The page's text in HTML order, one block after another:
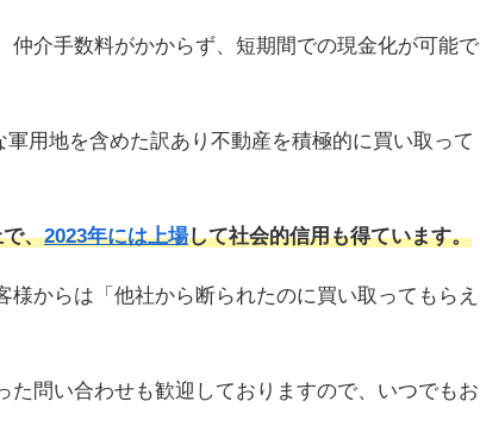
介手数料がかからず、短期間での現金化が可能で
用地を含めた訳あり不動産を積極的に買い取って
、2023年には上場して社会的信用も得ています。
からは「他社から断られたのに買い取ってもらえ
た問い合わせも歓迎しておりますので、いつでもお